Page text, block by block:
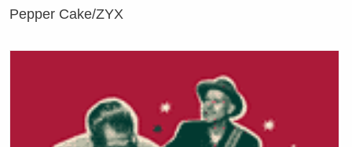
Pepper Cake/ZYX